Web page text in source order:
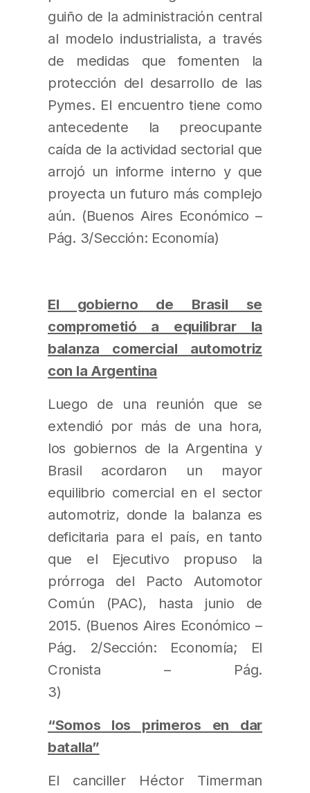
guiño de la administración central
al modelo industrialista, a través
de medidas que fomenten la
protección del desarrollo de las
Pymes. El encuentro tiene como
antecedente la preocupante
caída de la actividad sectorial que
arrojó un informe interno y que
proyecta un futuro más complejo
aún. (Buenos Aires Económico –
Pág. 3/Sección: Economía)
El gobierno de Brasil se
comprometió a equilibrar la
balanza comercial automotriz
con la Argentina
Luego de una reunión que se
extendió por más de una hora,
los gobiernos de la Argentina y
Brasil acordaron un mayor
equilibrio comercial en el sector
automotriz, donde la balanza es
deficitaria para el país, en tanto
que el Ejecutivo propuso la
prórroga del Pacto Automotor
Común (PAC), hasta junio de
2015. (Buenos Aires Económico –
Pág. 2/Sección: Economía; El
Cronista – Pág.
“Somos los primeros en dar
batalla”
El canciller Héctor Timerman